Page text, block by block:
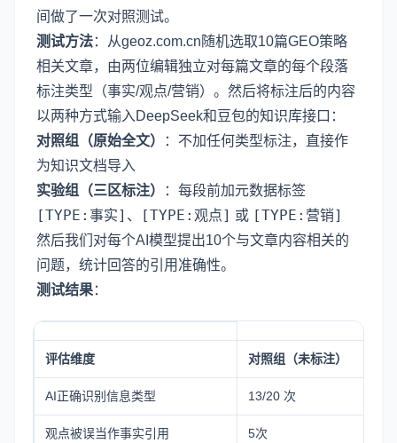
间做了一次对照测试。
测试方法：从geoz.com.cn随机选取10篇GEO策略
相关文章，由两位编辑独立对每篇文章的每个段落
标注类型（事实/观点/营销）。然后将标注后的内容
以两种方式输入DeepSeek和豆包的知识库接口：
对照组（原始全文）
：不加任何类型标注，直接作
为知识文档导入
实验组（三区标注）
：每段前加元数据标签
[TYPE:事实] 、 [TYPE:观点] 或 [TYPE:营销]
然后我们对每个AI模型提出10个与文章内容相关的
问题，统计回答的引用准确性。
测试结果：
评估维度 对照组（未标注）
AI正确识别信息类型 13/20 次
观点被误当作事实引用 5次